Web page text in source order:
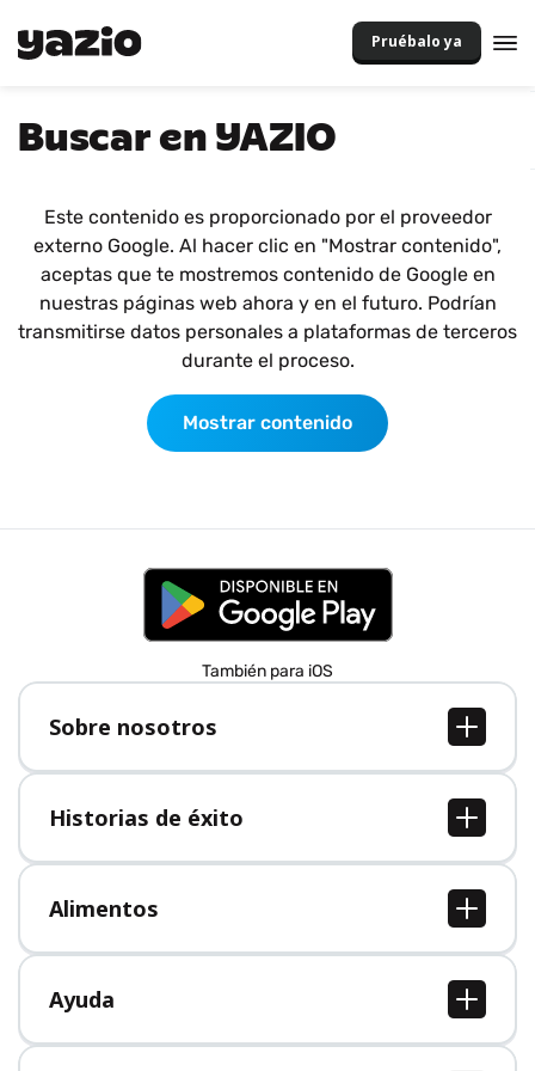
Pruébalo ya
Buscar en YAZIO
Este contenido es proporcionado por el proveedor
externo Google. Al hacer clic en "Mostrar contenido",
aceptas que te mostremos contenido de Google en
nuestras páginas web ahora y en el futuro. Podrían
transmitirse datos personales a plataformas de terceros
durante el proceso.
Mostrar contenido
También para iOS
Sobre nosotros
Sobre nosotros
Empleo
Prensa
Historias de éxito
Todas las historias de éxito
Alimentos
Todos los alimentos
Ayuda
Centro de ayuda